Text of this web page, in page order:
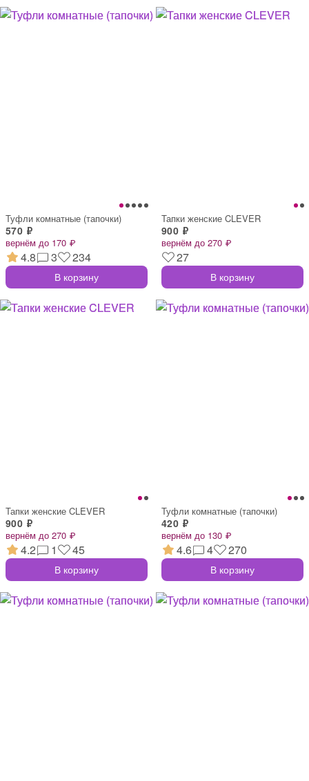
Туфли комнатные (тапочки)
570 ₽
вернём до 170 ₽
4.8 3 234
В корзину
Тапки женские CLEVER
900 ₽
вернём до 270 ₽
27
В корзину
Тапки женские CLEVER
900 ₽
вернём до 270 ₽
4.2 1 45
В корзину
Туфли комнатные (тапочки)
420 ₽
вернём до 130 ₽
4.6 4 270
В корзину